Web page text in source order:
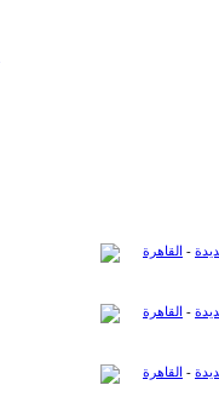
- القاهرة
- القاهرة
- القاهرة